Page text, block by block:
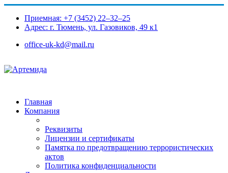
Приемная: +7 (3452) 22‒32‒25
Адрес: г. Тюмень, ул. Газовиков, 49 к1​
office-uk-kd@mail.ru
Главная
Компания
Реквизиты
Лицензии и сертификаты
Памятка по предотвращению террористических
актов
Политика конфиденциальности